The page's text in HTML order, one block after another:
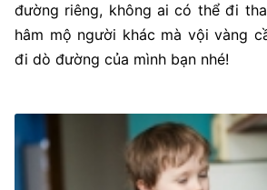
đường riêng, không ai có thể đi
hâm mộ người khác mà vội vàng
đi dò đường của mình bạn nhé!